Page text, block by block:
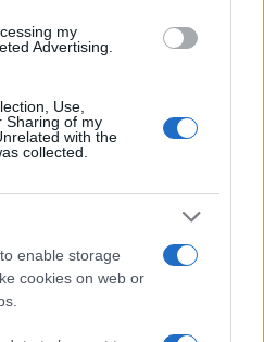
my
Advertising.
Use,
Sharing of my
with the
collected.
enable storage
cookies on web or